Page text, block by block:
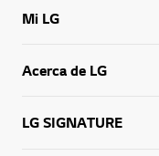
Mi LG
Acerca de LG
LG SIGNATURE